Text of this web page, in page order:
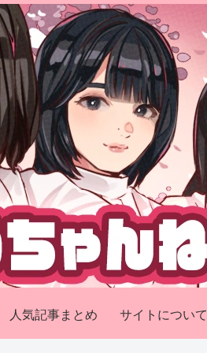
人気記事まとめ サイトについて